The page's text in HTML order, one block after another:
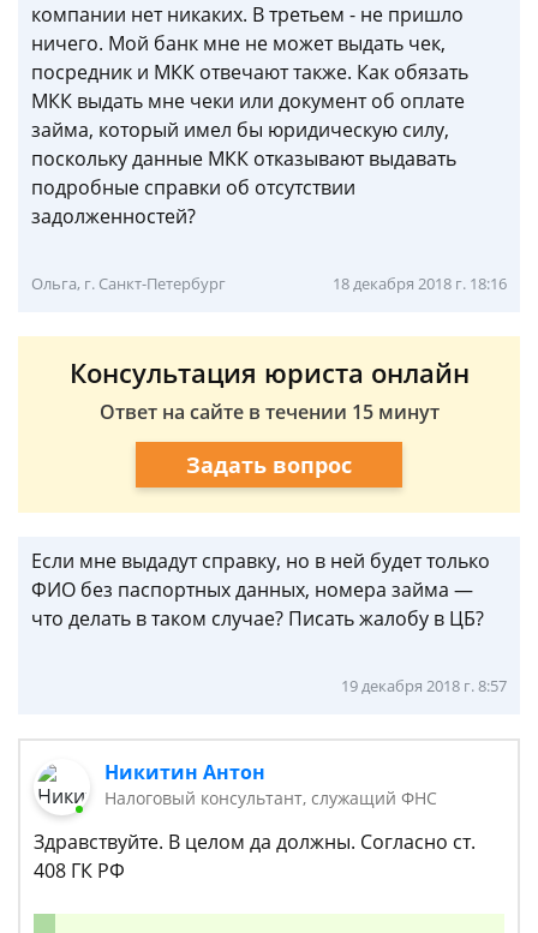
компании нет никаких. В третьем - не пришло
ничего. Мой банк мне не может выдать чек,
посредник и МКК отвечают также. Как обязать
МКК выдать мне чеки или документ об оплате
займа, который имел бы юридическую силу,
поскольку данные МКК отказывают выдавать
подробные справки об отсутствии
задолженностей?
Ольга, г. Санкт-Петербург 18 декабря 2018 г. 18:16
Консультация юриста онлайн
Ответ на сайте в течении 15 минут
Задать вопрос
Если мне выдадут справку, но в ней будет только
ФИО без паспортных данных, номера займа —
что делать в таком случае? Писать жалобу в ЦБ?
19 декабря 2018 г. 8:57
Никитин Антон
Налоговый консультант, служащий ФНС
Здравствуйте. В целом да должны. Согласно ст.
408 ГК РФ